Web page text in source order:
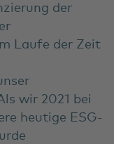
der
Laufe der Zeit
wir 2021 bei
heutige ESG-